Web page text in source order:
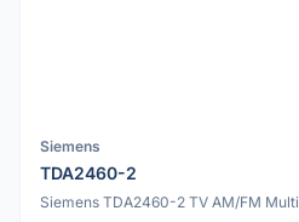
Siemens
TDA2460-2
Siemens TDA2460-2 TV AM/FM